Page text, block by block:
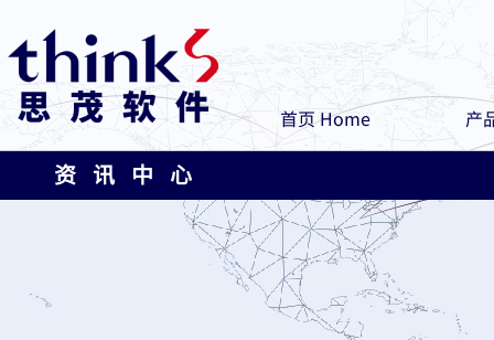
首页 Home 产
资 讯 中 心